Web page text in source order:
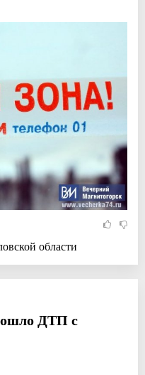
области
ДТП с